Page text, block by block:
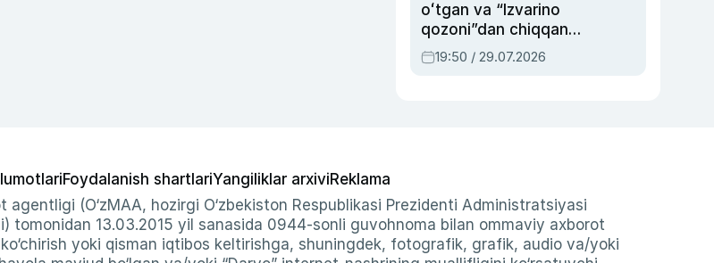
oʻtgan va “Izvarino
qozoni”dan chiqqan
qahramon — Ukraina
armiyasi bosh
19:50 / 29.07.2026
Foydalanish shartlariYangiliklar arxiviReklama
(O‘zMAA, hozirgi O‘zbekiston Respublikasi Prezidenti Administratsiyasi
13.03.2015 yil sanasida 0944-sonli guvohnoma bilan ommaviy axborot
yoki qisman iqtibos keltirishga, shuningdek, fotografik, grafik, audio va/yoki